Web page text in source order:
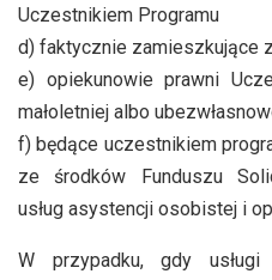
Uczestnikiem Programu
d) faktycznie zamieszkujące
e) opiekunowie prawni
małoletniej albo
f) będące uczestnikiem
ze środków Funduszu
usług asystencji osobistej i
W przypadku, gdy